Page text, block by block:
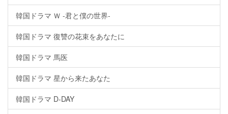
韓国ドラマ Ｗ -君と僕の世界-
韓国ドラマ 復讐の花束をあなたに
韓国ドラマ 馬医
韓国ドラマ 星から来たあなた
韓国ドラマ D-DAY